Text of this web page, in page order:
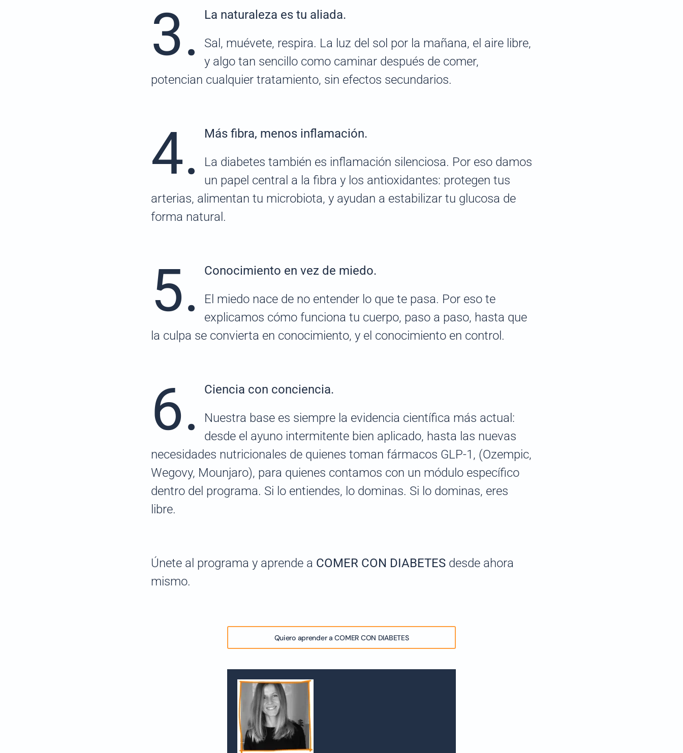
3.
La naturaleza es tu aliada.
Sal, muévete, respira. La luz del sol por la mañana, el aire libre,
y algo tan sencillo como caminar después de comer,
potencian cualquier tratamiento, sin efectos secundarios.
4.
Más fibra, menos inflamación.
La diabetes también es inflamación silenciosa. Por eso damos
un papel central a la fibra y los antioxidantes: protegen tus
arterias, alimentan tu microbiota, y ayudan a estabilizar tu glucosa de
forma natural.
5.
Conocimiento en vez de miedo.
El miedo nace de no entender lo que te pasa. Por eso te
explicamos cómo funciona tu cuerpo, paso a paso, hasta que
la culpa se convierta en conocimiento, y el conocimiento en control.
6.
Ciencia con conciencia.
Nuestra base es siempre la evidencia científica más actual:
desde el ayuno intermitente bien aplicado, hasta las nuevas
necesidades nutricionales de quienes toman fármacos GLP-1, (Ozempic,
Wegovy, Mounjaro), para quienes contamos con un módulo específico
dentro del programa. Si lo entiendes, lo dominas. Si lo dominas, eres
libre.
Únete al programa y aprende a COMER CON DIABETES desde ahora
mismo.
Quiero aprender a COMER CON DIABETES